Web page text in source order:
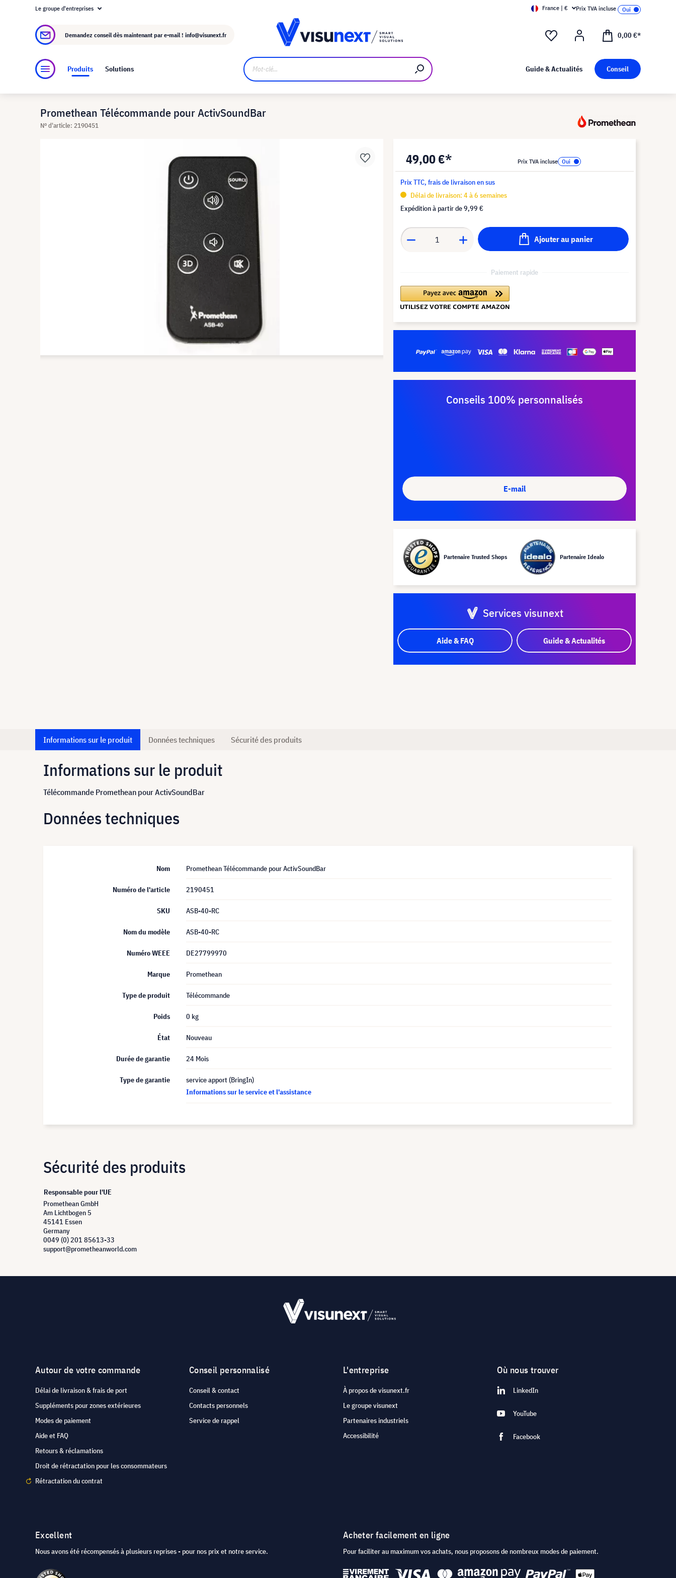
À propos de visunext.fr
Le groupe d'entreprises France | € Prix TVA incluse
Demandez conseil dès maintenant par e-mail ! info@visunext.fr 0,00 €*
Produits Solutions Guide & Actualités Conseil
Promethean Télécommande pour ActivSoundBar
N° d'article: 2190451
49,00 €* Prix TVA incluse
Prix TTC, frais de livraison en sus
Délai de livraison: 4 à 6 semaines
Expédition à partir de9,99 €
Ajouter au panier
Paiement rapide
Conseils 100% personnalisés
E-mail
Partenaire Trusted Shops Partenaire Idealo
Services visunext
Aide & FAQ Guide & Actualités
Informations sur le produit Données techniques Sécurité des produits
Informations sur le produit
Télécommande Promethean pour ActivSoundBar
Données techniques
Nom Promethean Télécommande pour ActivSoundBar
Numéro de l'article 2190451
SKU ASB-40-RC
Nom du modèle ASB-40-RC
Numéro WEEE DE27799970
Marque Promethean
Type de produit Télécommande
Poids 0 kg
État Nouveau
Durée de garantie 24 Mois
Type de garantie
service apport (BringIn)
Informations sur le service et l'assistance
Sécurité des produits
Responsable pour l'UE
Promethean GmbH
Am Lichtbogen 5
45141 Essen
Germany
0049 (0) 201 85613-33
support@prometheanworld.com
Autour de votre commande
Délai de livraison & frais de port
Suppléments pour zones extérieures
Modes de paiement
Aide et FAQ
Retours & réclamations
Droit de rétractation pour les consommateurs
Rétractation du contrat
Conseil personnalisé
Conseil & contact
Contacts personnels
Service de rappel
L'entreprise
À propos de visunext.fr
Le groupe visunext
Partenaires industriels
Accessibilité
Où nous trouver
LinkedIn
YouTube
Facebook
Excellent
Nous avons été récompensés à plusieurs reprises - pour nos prix et notre service.
Acheter facilement en ligne
Pour faciliter au maximum vos achats, nous proposons de nombreux modes de paiement.